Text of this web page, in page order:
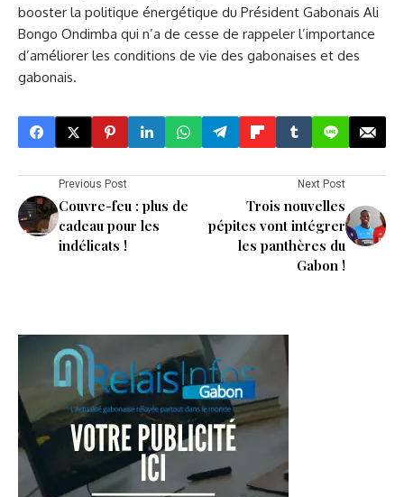
booster la politique énergétique du Président Gabonais Ali
Bongo Ondimba qui n’a de cesse de rappeler l’importance
d’améliorer les conditions de vie des gabonaises et des
gabonais.
Previous Post
Couvre-feu : plus de
cadeau pour les
indélicats !
Next Post
Trois nouvelles
pépites vont intégrer
les panthères du
Gabon !